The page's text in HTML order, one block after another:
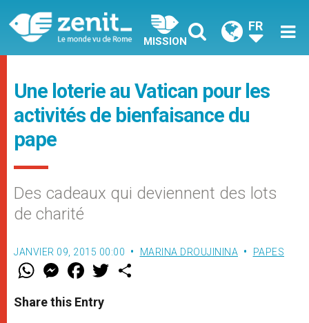
MISSION
FR
Une loterie au Vatican pour les
activités de bienfaisance du
pape
Des cadeaux qui deviennent des lots
de charité
JANVIER 09, 2015 00:00 MARINA DROUJININA PAPES
W
t
s
M
e
s
e
F
a
e
b
w
Share this Entry